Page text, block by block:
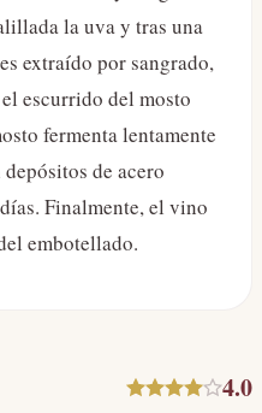
la uva y tras una
extraído por sangrado,
escurrido del mosto
fermenta lentamente
de acero
Finalmente, el vino
embotellado.
4.0